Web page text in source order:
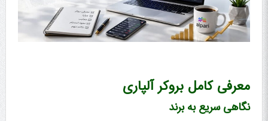
معرفی کامل بروکر آلپاری
نگاهی سریع به برند